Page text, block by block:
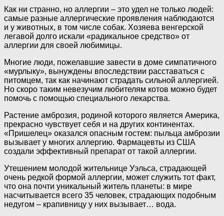
Как ни странно, но аллергии – это удел не только людей:
самые разные аллергические проявления наблюдаются
и у животных, в том числе собак. Хозяева венгерской
легавой долго искали «радикальное средство» от
аллергии для своей любимицы.
Многие люди, пожелавшие завести в доме симпатичного
«мурлыку», вынуждены впоследствии расставаться с
питомцем, так как начинают страдать сильной аллергией.
Но скоро таким невезучим любителям котов можно будет
помочь с помощью специального лекарства.
Растение амброзия, родиной которого является Америка,
прекрасно чувствует себя и на других континентах.
«Пришелец» оказался опасным гостем: пыльца амброзии
вызывает у многих аллергию. Фармацевты из США
создали эффективный препарат от такой аллергии.
Утешением молодой жительнице Уэльса, страдающей
очень редкой формой аллергии, может служить тот факт,
что она почти уникальный житель планеты: в мире
насчитывается всего 35 человек, страдающих подобным
недугом – крапивницу у них вызывает… вода.